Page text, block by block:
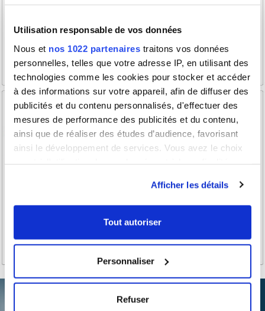
Utilisation responsable de vos données
Nous et nos 1022 partenaires traitons vos données
personnelles, telles que votre adresse IP, en utilisant des
technologies comme les cookies pour stocker et accéder
à des informations sur votre appareil, afin de diffuser des
publicités et du contenu personnalisés, d'effectuer des
mesures de performance des publicités et du contenu,
ainsi que de réaliser des études d’audience, favorisant
ainsi le développement de services. Vous avez le choix
tout moment en consultant la Déclaration relative aux
cookies ou en cliquant sur l'icône de confidentialité.
Collecter des informations sur votre localisation
géographique qui peuvent être précises à plusieurs
mètres près
pour en relever les caractéristiques spécifiques
Afficher les détails
Tout autoriser
Personnaliser
Refuser